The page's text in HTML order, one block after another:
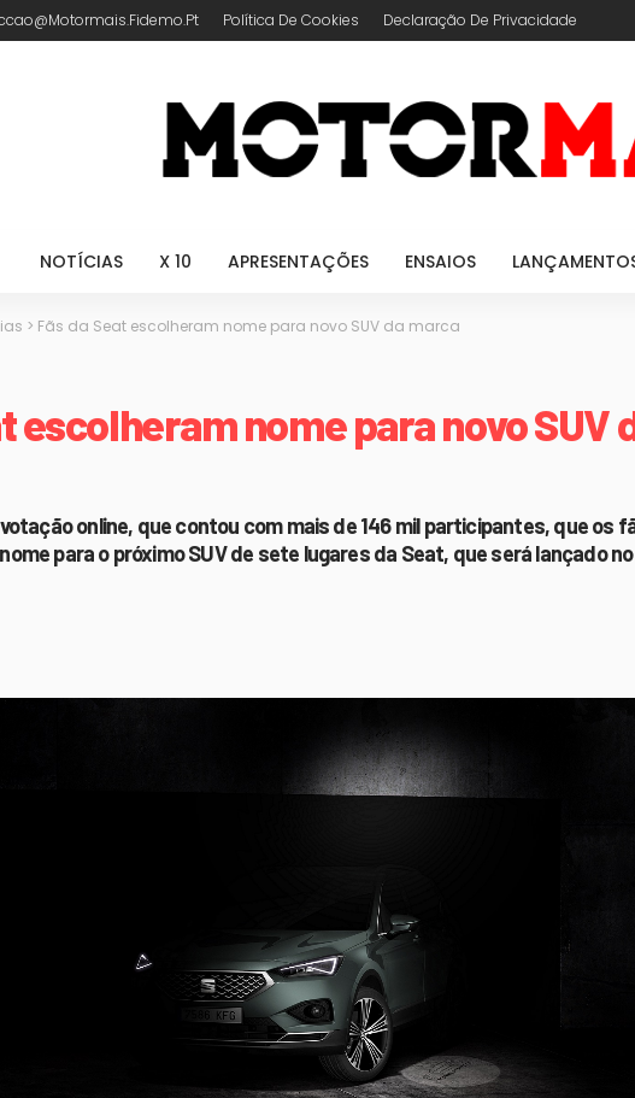
Política De Cookies Declaração De Privacidade
NOTÍCIAS X 10 APRESENTAÇÕES ENSAIOS
> Fãs da Seat escolheram nome para novo SUV da marca
escolheram nome para novo SUV
online, que contou com mais de 146 mil participantes, que os
para o próximo SUV de sete lugares da Seat, que será lançado